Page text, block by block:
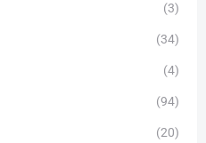
(3)
(34)
(4)
(94)
(20)